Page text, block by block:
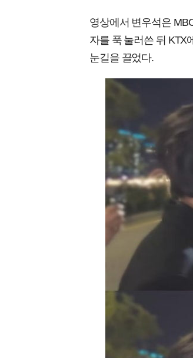
영상에서 변우석은
자를 푹 눌러쓴 뒤 KTX
눈길을 끌었다.